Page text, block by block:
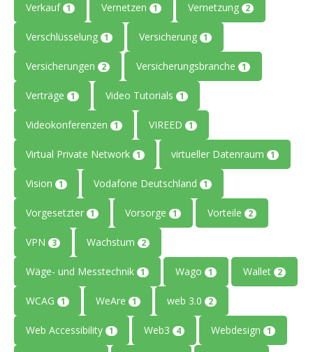
Verkauf 1 Vernetzen 1 Vernetzung 2
Verschlüsselung 1 Versicherung 1
Versicherungen 2 Versicherungsbranche 1
Verträge 1 Video Tutorials 1
Videokonferenzen 1 VIREED 1
Virtual Private Network 1 virtueller Datenraum 1
Vision 1 Vodafone Deutschland 1
Vorgesetzter 1 Vorsorge 1 Vorteile 2
VPN 3 Wachstum 2
Wäge- und Messtechnik 1 Wago 1 Wallet 2
WCAG 1 WeAre 1 web 3.0 2
Web Accessibility 1 Web3 4 Webdesign 1